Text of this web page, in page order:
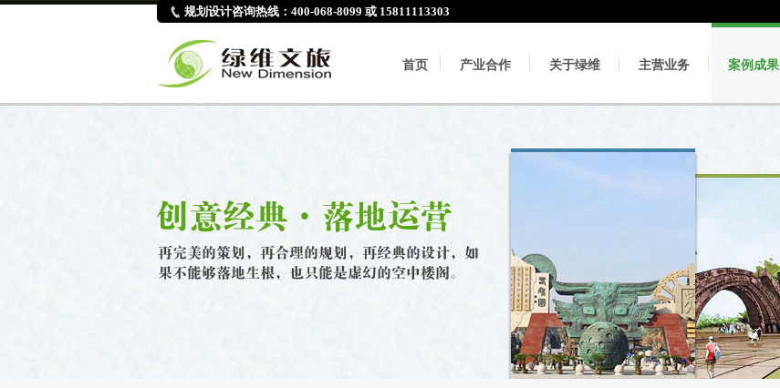
规划设计咨询热线：400-068-8099 或 15811113303
首页 产业合作 关于绿维 主营业务 案例成果